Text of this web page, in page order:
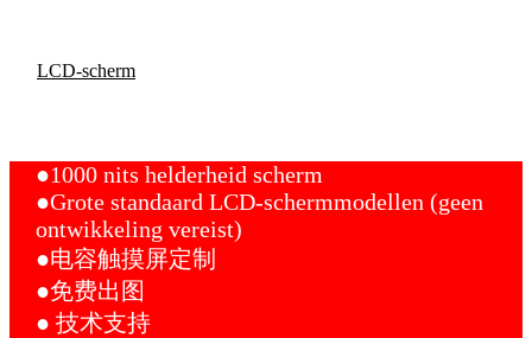
LCD-scherm
●1000 nits helderheid scherm
●Grote standaard LCD-schermmodellen (geen
ontwikkeling vereist)
●电容触摸屏定制
●免费出图
● 技术支持